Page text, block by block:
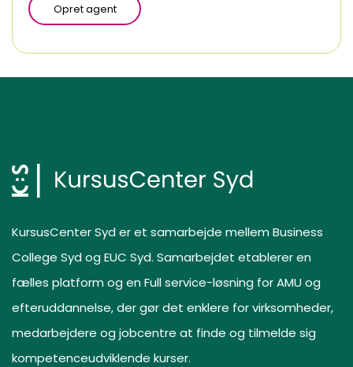
Opret agent
KursusCenter Syd er et samarbejde mellem Business
College Syd og EUC Syd. Samarbejdet etablerer en
fælles platform og en Full service-løsning for AMU og
efteruddannelse, der gør det enklere for virksomheder,
medarbejdere og jobcentre at finde og tilmelde sig
kompetenceudviklende kurser.